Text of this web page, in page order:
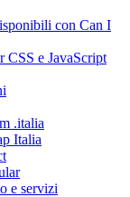
con Can I
CSS e JavaScript
.italia
Italia
e servizi